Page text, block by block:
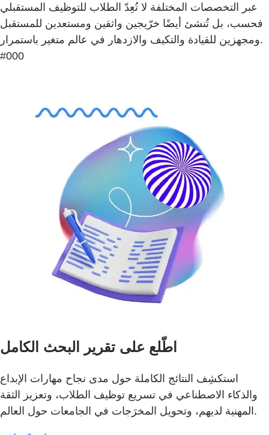
عبر التخصصات المختلفة لا تُعِدّ الطلاب للتوظيف المستقبلي
فحسب، بل تُنشئ أيضًا خرّيجين واثقين ومستعدين للمستقبل
ومجهزين للقيادة والتكيف والازدهار في عالم متغير باستمرار.
#000
اطّلع على تقرير البحث الكامل
استكشِف النتائج الكاملة حول مدى نجاح مهارات الإبداع
والذكاء الاصطناعي في تسريع توظيف الطلاب، وتعزيز الثقة
المهنية لديهم، وتحويل المخرَجات في الجامعات حول العالم.